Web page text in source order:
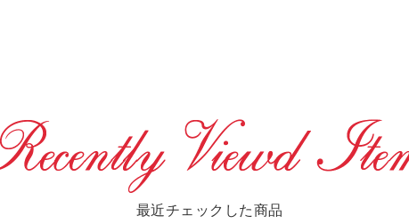
最近チェックした商品